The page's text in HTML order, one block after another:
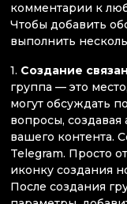
комментарии к
Чтобы добавить
выполнить
1. Создание
группа — это
могут обсуждать
вопросы,
вашего контента.
Telegram. Просто
иконку создания
После создания